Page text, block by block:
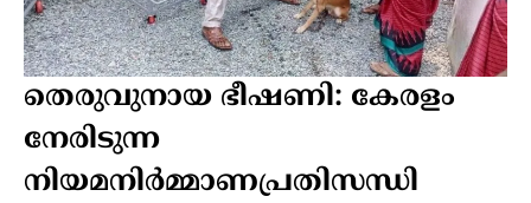
തെരുവുനായ ഭീഷണി: കേരളം
നേരിടുന്ന
നിയമനിർമ്മാണപ്രതിസന്ധി